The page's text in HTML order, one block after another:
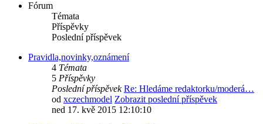
Fórum
Témata
Příspěvky
Poslední příspěvek
Pravidla,novinky,oznámení
4 Témata
5 Příspěvky
Poslední příspěvek Re: Hledáme redaktorku/moderá…
od xczechmodel Zobrazit poslední příspěvek
ned 17. kvě 2015 12:10:10